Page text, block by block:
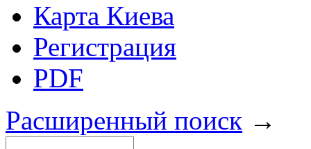
Карта Киева
Регистрация
PDF
Расширенный поиск →